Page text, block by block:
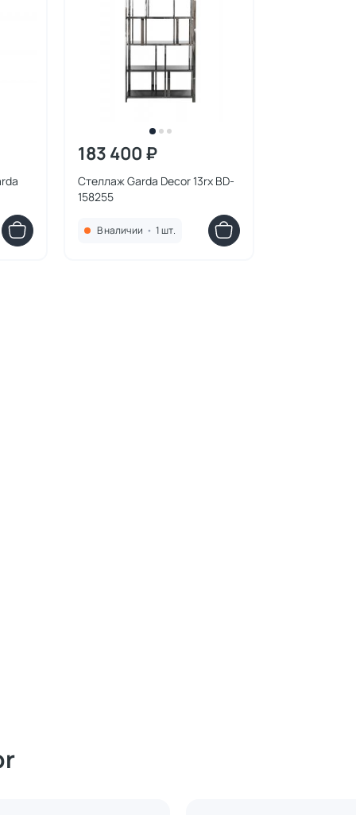
183 400 ₽
Стеллаж Garda Decor 13rx BD-
158255
В наличии • 1 шт.